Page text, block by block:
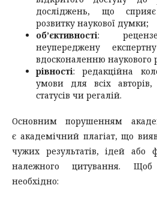
досліджень, що сприяє
розвитку наукової думки;
об’єктивності:
неупереджену
вдосконаленню наукового
рівності: редакційна
умови для всіх
статусів чи регалій.
Основним порушенням
є академічний плагіат, що
чужих результатів, ідей або
належного цитування. Щоб
необхідно: